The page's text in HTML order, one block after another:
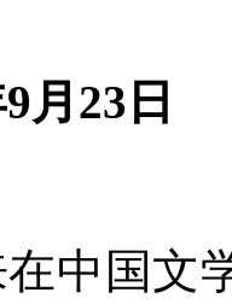
月23日
国文学